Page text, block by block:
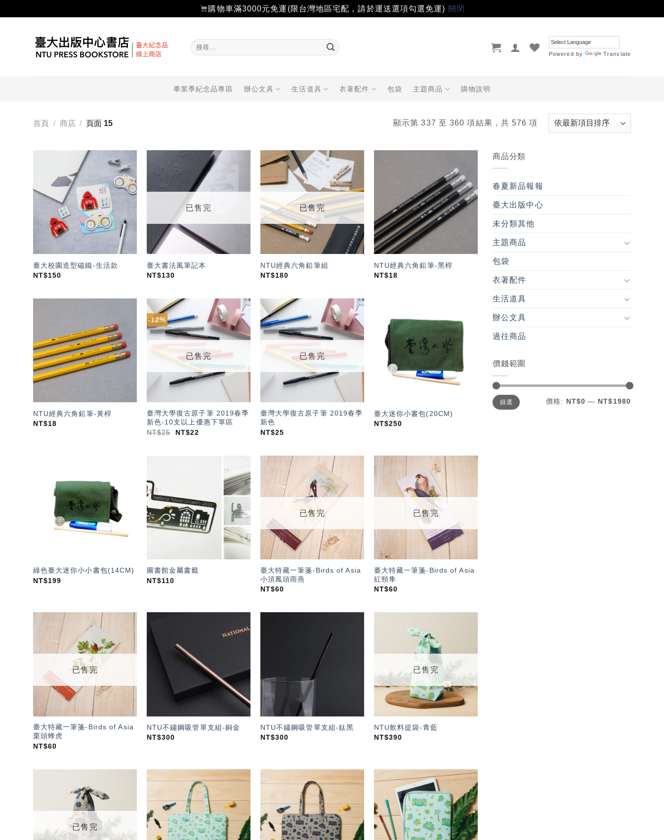
購物車滿3000元免運(限台灣地區宅配，請於運送選項勾選免運) 關閉
搜
尋
Powered by Translate
畢業季紀念品專區 辦公文具 生活道具 衣著配件 包袋 主題商品 購物說明
首頁 / 商店 / 頁面 15 顯示第 337 至 360 項結果，共 576 項
加入
「願
望輕
臺大校園造型磁鐵-生活款
NT$150
「願
望輕
已售完
臺大書法風筆記本
NT$130
加入
「願
望輕
單」
已售完
NTU經典六角鉛筆組
NT$180
加入
「願
望輕
單」
NTU經典六角鉛筆-黑桿
NT$18
加入
「願
望輕
單」
NTU經典六角鉛筆-黃桿
NT$18
-12%
加入
「願
望輕
已售完
臺灣大學復古原子筆 2019春季
新色-10支以上優惠下單區
NT$25 NT$22
加入
「願
望輕
已售完
臺灣大學復古原子筆 2019春季
新色
NT$25
加入
「願
臺大迷你小書包(20CM)
NT$250
「願
望輕
單」
綠色臺大迷你小小書包(14CM)
NT$199
加入
「願
望輕
單」
圖書館金屬書籤
NT$110
加入
「願
望輕
已售完
臺大特藏一筆箋-Birds of Asia
小須鳳頭雨燕
NT$60
望輕
已售完
臺大特藏一筆箋-Birds of Asia
紅頸隼
NT$60
「願
望輕
已售完
臺大特藏一筆箋-Birds of Asia
栗頭蜂虎
NT$60
NTU不鏽鋼吸管單支組-銅金
NT$300
NTU不鏽鋼吸管單支組-鈦黑
NT$300
望輕
已售完
NTU飲料提袋-青藍
NT$390
望輕
已售完
「願
「願
望輕
加入
「願
望輕
單」
商品分類
春夏新品報報
臺大出版中心
未分類其他
主題商品
包袋
衣著配件
生活道具
辦公文具
過往商品
價錢範圍
最
低
價
最
高
價
篩選 價格: NT$0 — NT$1980